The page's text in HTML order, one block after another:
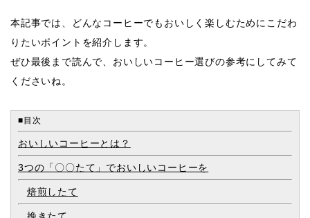
本記事では、どんなコーヒーでもおいしく楽しむために こだわ
りたいポイント を紹介します。
ぜひ最後まで読んで、おいしいコーヒー選びの参考にしてみて
くださいね。
■目次
おいしいコーヒーとは？
3つの「〇〇たて」でおいしいコーヒーを
焙煎したて